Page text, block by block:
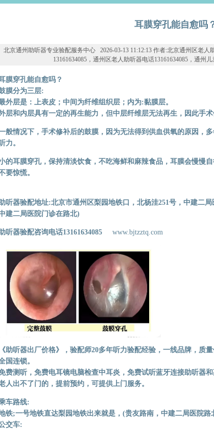
耳膜穿孔能自愈吗
北京通州助听器专业验配服务中心 2026-03-13 11:12:13 作者:北京通州区老人
13161634085，通州区老人助听器电话13161634085，通州
膜穿孔能自愈吗？
膜分为三层:
外层是：上表皮；中间为纤维组织层；内为:黏膜层。
层和内层具有一定的再生能力，但中层纤维层无法再生，因此手
般情况下，手术修补后的鼓膜，因为无法得到供血供氧的原因，
力。
的耳膜穿孔，保持清淡饮食，不吃海鲜和麻辣食品，耳膜会慢慢
要惊慌。
听器验配地址:北京市通州区梨园地铁口，北杨洼251号，中建二
建二局医院门诊在路北)
听器验配咨询电话13161634085 www.bjtzztq.com
《助听器出厂价格》，验配师20多年听力验配经验，一线品牌，质
国连锁。
费测听，免费电耳镜电脑检查中耳炎，免费试听蓝牙连接助听器和
人出不了门的，提前预约，可提供上门服务。
车路线:
铁;一号地铁直达梨园地铁出来就是，(贵友路南，中建二局医院路
交车: